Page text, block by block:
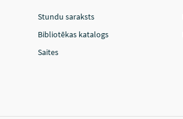
Stundu saraksts
Bibliotēkas katalogs
Saites